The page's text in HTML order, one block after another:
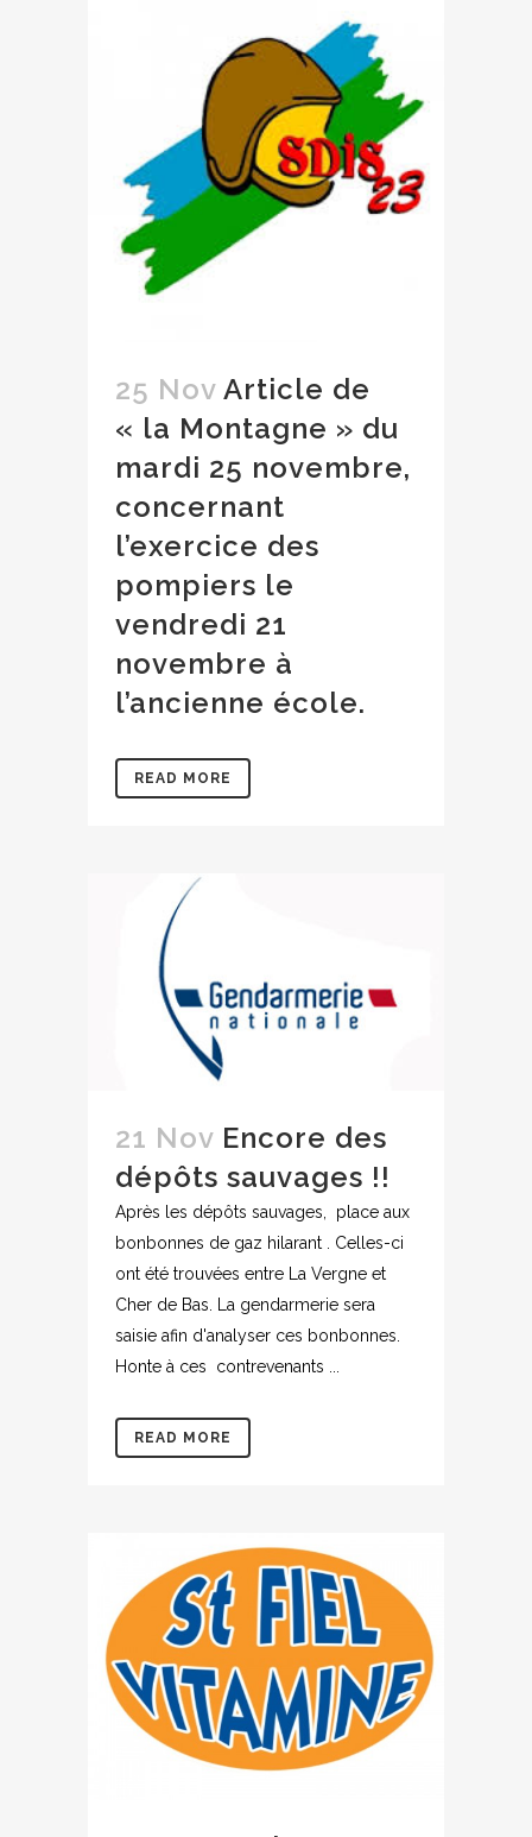
25 Nov Article de
« la Montagne » du
mardi 25 novembre,
concernant
l’exercice des
pompiers le
vendredi 21
novembre à
l’ancienne école.
READ MORE
21 Nov Encore des
dépôts sauvages !!
Après les dépôts sauvages, place aux
bonbonnes de gaz hilarant . Celles-ci
ont été trouvées entre La Vergne et
Cher de Bas. La gendarmerie sera
saisie afin d'analyser ces bonbonnes.
Honte à ces contrevenants ...
READ MORE